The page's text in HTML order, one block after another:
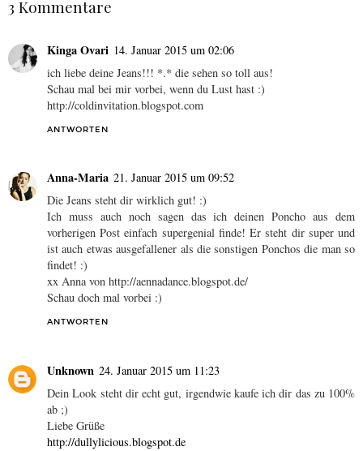
3 Kommentare
Kinga Ovari 14. Januar 2015 um 02:06
ich liebe deine Jeans!!! *.* die sehen so toll aus!
Schau mal bei mir vorbei, wenn du Lust hast :)
http://coldinvitation.blogspot.com
ANTWORTEN
Anna-Maria 21. Januar 2015 um 09:52
Die Jeans steht dir wirklich gut! :)
Ich muss auch noch sagen das ich deinen Poncho aus dem
vorherigen Post einfach supergenial finde! Er steht dir super und
ist auch etwas ausgefallener als die sonstigen Ponchos die man so
findet! :)
xx Anna von http://aennadance.blogspot.de/
Schau doch mal vorbei :)
ANTWORTEN
Unknown 24. Januar 2015 um 11:23
Dein Look steht dir echt gut, irgendwie kaufe ich dir das zu 100%
ab ;)
Liebe Grüße
http://dullylicious.blogspot.de